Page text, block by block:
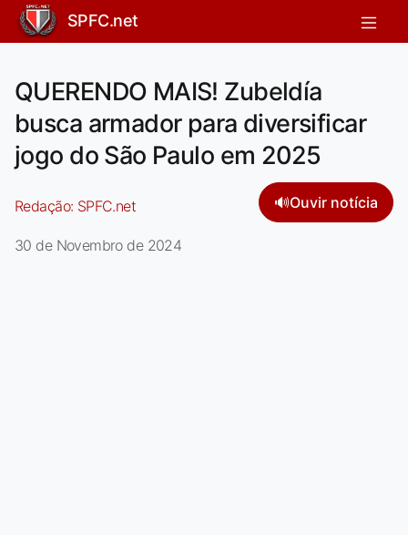
SPFC.net
QUERENDO MAIS! Zubeldía
busca armador para diversificar
jogo do São Paulo em 2025
Redação: SPFC.net 🔊Ouvir notícia
30 de Novembro de 2024